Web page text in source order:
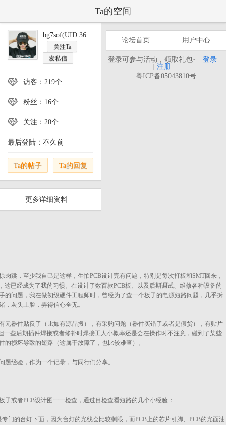
Ta的空间
bg7sof(UID:365502)
关注Ta
发私信
访客：219个
粉丝：16个
关注：20个
最后登陆：不久前
Ta的帖子 Ta的回复
更多详细资料
跳，至少我自己是这样，生怕PCB设计完有问题，特别是每次打板和SMT回来，
已经成为了我的习惯。在设计了数百款PCB板、以及后期调试、维修各种设备的
的问题，我在做初级硬件工程师时，曾经为了查一个板子的电源短路问题，几乎拆
灰头土脸，弄得信心全无。
元器件贴反了（比如有源晶振），有采购问题（器件买错了或者是假货），有贴片
些后期插件焊接或者修补时焊接工人小概率还是会在操作时不注意，碰到了某些
损坏导致的短路（这属于故障了，也比较难查）。
经验，作为一个记录，与同行们分享。
或者PCB设计图一一检查，通过目检查看短路的几个小经验：
门的台灯下面，因为台灯的光线会比较刺眼，而PCB上的芯片引脚、PCB的光面油
论坛首页 用户中心
登录可参与活动，领取礼包~
登录
注册
粤ICP备05043810号